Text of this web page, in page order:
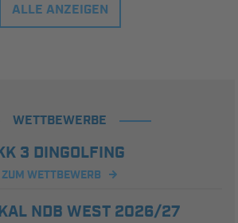
ALLE ANZEIGEN
WETTBEWERBE
3 DINGOLFING
ZUM WETTBEWERB
NDB WEST 2026/27